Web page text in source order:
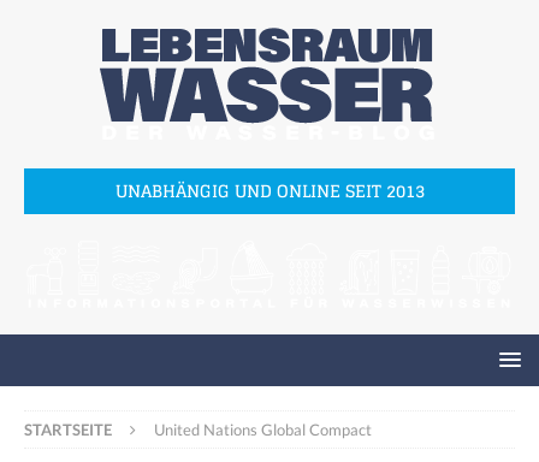
UNABHÄNGIG UND ONLINE SEIT 2013
STARTSEITE United Nations Global Compact